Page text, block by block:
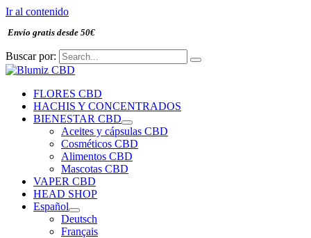
Ir al contenido
Envío gratis desde 50€
Buscar por:
FLORES CBD
HACHIS Y CONCENTRADOS
BIENESTAR CBD
Aceites y cápsulas CBD
Cosméticos CBD
Alimentos CBD
Mascotas CBD
VAPER CBD
HEAD SHOP
Español
Deutsch
Français